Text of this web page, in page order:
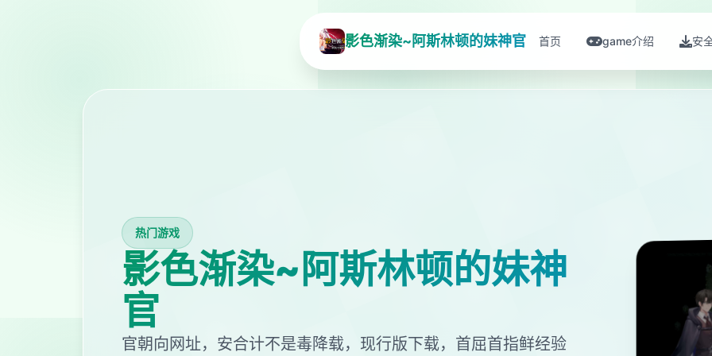
影色渐染~阿斯林顿的妹神官 首页 game介绍 安
热门游戏
影色渐染~阿斯林顿的妹神
官
官朝向网址，安合计不是毒降载，现行版下载，首屈首指鲜经验